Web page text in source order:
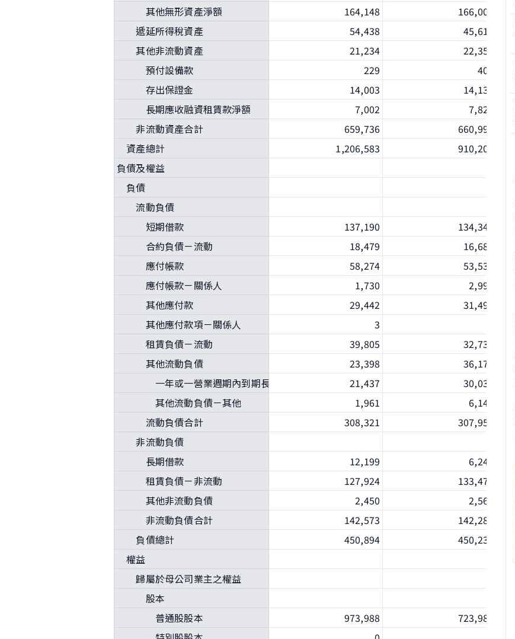
其他無形資產淨額
遞延所得稅資產
其他非流動資產
預付設備款
存出保證金
長期應收融資租賃款淨額
非流動資產合計
資產總計
負債及權益
負債
流動負債
短期借款
合約負債－流動
應付帳款
應付帳款－關係人
其他應付款
其他應付款項－關係人
租賃負債－流動
其他流動負債
一年或一營業週期內到期長期負債
其他流動負債－其他
流動負債合計
非流動負債
長期借款
租賃負債－非流動
其他非流動負債
非流動負債合計
負債總計
權益
歸屬於母公司業主之權益
股本
普通股股本
164,148
166,000
54,438
45,615
21,234
22,358
229
403
14,003
14,132
7,002
7,823
659,736
660,999
1,206,583
910,202
137,190 134,340
18,479
16,688
58,274
53,538
1,730
2,993
29,442
31,490
3
39,805
32,730
23,398
36,175
21,437
30,033
1,961
6,142
308,321
307,954
12,199 6,247
127,924
133,473
2,450
2,561
142,573
142,281
450,894
450,235
973,988 723,988